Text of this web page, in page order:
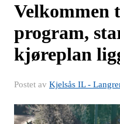
Velkommen
program,
kjøreplan
Postet av Kjelsås IL -